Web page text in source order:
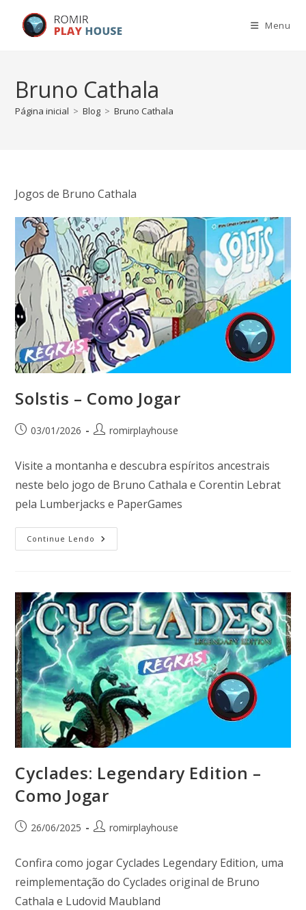
Menu
Bruno Cathala
Página inicial > Blog > Bruno Cathala
Jogos de Bruno Cathala
Solstis – Como Jogar
03/01/2026 romirplayhouse
Visite a montanha e descubra espíritos ancestrais
neste belo jogo de Bruno Cathala e Corentin Lebrat
pela Lumberjacks e PaperGames
Continue Lendo
Cyclades: Legendary Edition –
Como Jogar
26/06/2025 romirplayhouse
Confira como jogar Cyclades Legendary Edition, uma
reimplementação do Cyclades original de Bruno
Cathala e Ludovid Maubland